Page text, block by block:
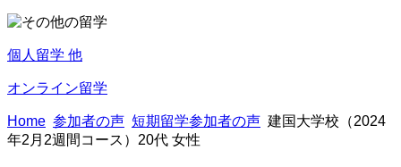
個人留学 他
オンライン留学
Home 参加者の声 短期留学参加者の声 建国大学校（2024
年2月2週間コース）20代 女性